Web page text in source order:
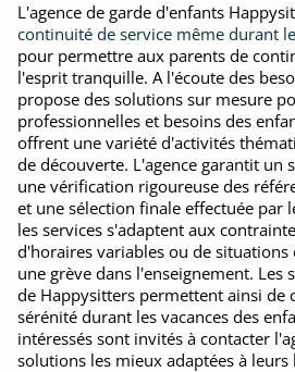
L'agence de garde d'enfants
continuité de service même durant
pour permettre aux parents de
l'esprit tranquille. A l'écoute des
propose des solutions sur mesure
professionnelles et besoins des
offrent une variété d'activités
de découverte. L'agence garantit un
une vérification rigoureuse des
et une sélection finale effectuée par
les services s'adaptent aux
d'horaires variables ou de
une grève dans l'enseignement. Les
de Happysitters permettent ainsi de
sérénité durant les vacances des
intéressés sont invités à contacter
solutions les mieux adaptées à leurs